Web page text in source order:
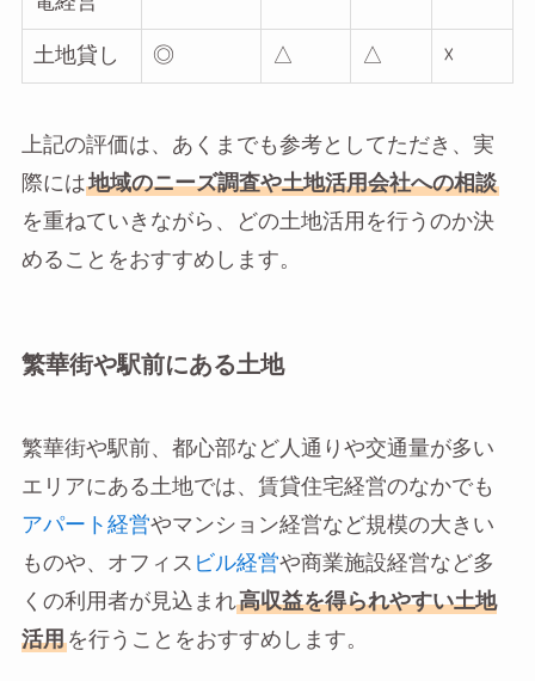
土地貸し ◎ △ △ ☓
上記の評価は、あくまでも参考としてただき、実
際には地域のニーズ調査や土地活用会社への相談
を重ねていきながら、どの土地活用を行うのか決
めることをおすすめします。
繁華街や駅前にある土地
繁華街や駅前、都心部など人通りや交通量が多い
エリアにある土地では、賃貸住宅経営のなかでも
アパート経営やマンション経営など規模の大きい
ものや、オフィス ビル経営や商業施設経営など多
くの利用者が見込まれ高収益を得られやすい土地
活用を行うことをおすすめします。